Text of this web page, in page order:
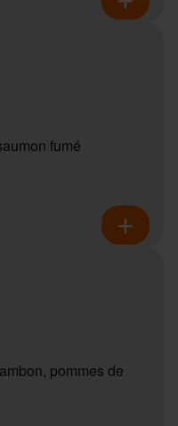
fumé
pommes de